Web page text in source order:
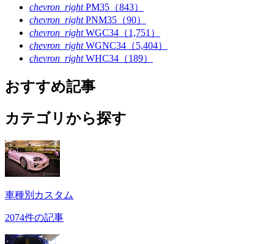
chevron_right PM35（843）
chevron_right PNM35（90）
chevron_right WGC34（1,751）
chevron_right WGNC34（5,404）
chevron_right WHC34（189）
おすすめ記事
カテゴリから探す
車種別カスタム
2074件の記事